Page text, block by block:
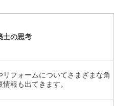
士の思考
フォームについてさまざまな角
報も出てきます。